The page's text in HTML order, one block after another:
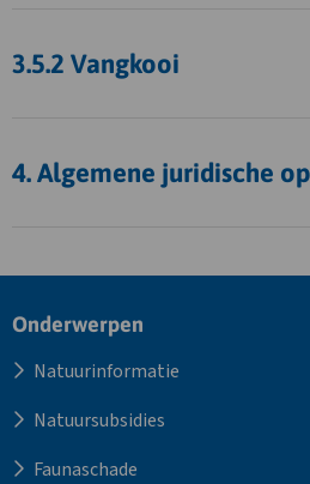
3.5.2 Vangkooi
4. Algemene juridische
Site
Onderwerpen
Natuurinformatie
Natuursubsidies
Faunaschade